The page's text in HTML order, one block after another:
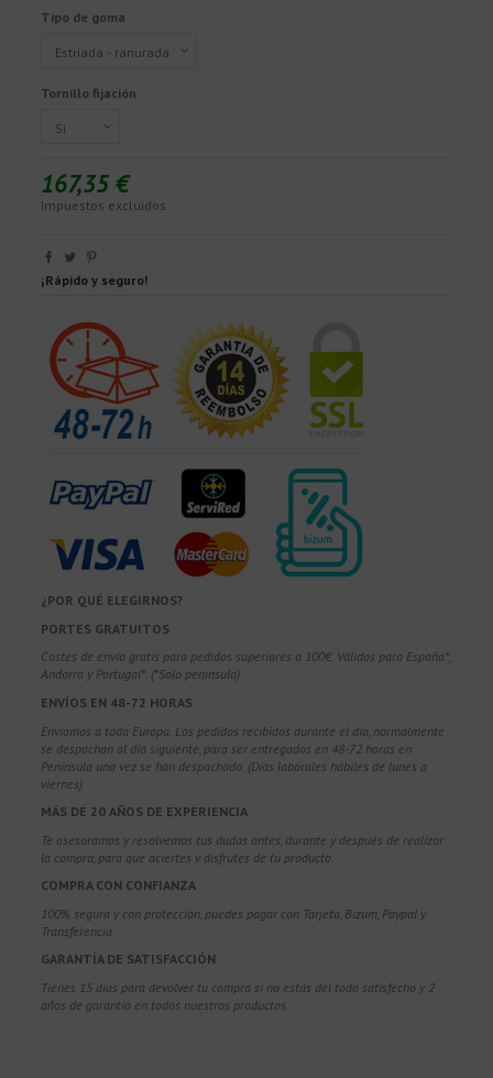
Tipo de goma
Tornillo fijación
167,35 €
Impuestos excluidos
¡Rápido y seguro!
¿POR QUÉ ELEGIRNOS?
PORTES GRATUITOS
Costes de envío gratis para pedidos superiores a 100€. Válidos para España*,
Andorra y Portugal*. (*Solo península)
ENVÍOS EN 48-72 HORAS
Enviamos a toda Europa. Los pedidos recibidos durante el día, normalmente
se despachan al día siguiente, para ser entregados en 48-72 horas en
Península una vez se han despachado. (Días laborales hábiles de lunes a
viernes)
MÁS DE 20 AÑOS DE EXPERIENCIA
Te asesoramos y resolvemos tus dudas antes, durante y después de realizar
la compra, para que aciertes y disfrutes de tu producto.
COMPRA CON CONFIANZA
100% segura y con protección, puedes pagar con Tarjeta, Bizum, Paypal y
Transferencia.
GARANTÍA DE SATISFACCIÓN
Tienes 15 días para devolver tu compra si no estás del todo satisfecho y 2
años de garantía en todos nuestros productos.